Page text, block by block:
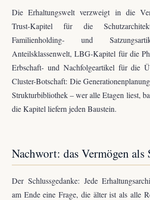
Die Erhaltungswelt verzweigt in die
Trust-Kapitel für die
Familienholding- und
Anteilsklassenwelt, LBG-Kapitel für die
Erbschaft- und Nachfolgeartikel für die
Cluster-Botschaft: Die
Strukturbibliothek – wer alle Etagen liest,
die Kapitel liefern jeden Baustein.
Nachwort: das Vermögen als
Der Schlussgedanke: Jede
am Ende eine Frage, die älter ist als alle